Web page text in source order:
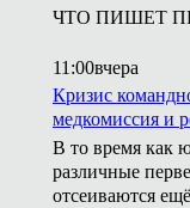
ЧТО ПИШЕТ
11:00вчера
Кризис
медкомиссия и
В то время как
различные
отсеиваются